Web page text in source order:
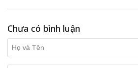
Chưa có bình luận